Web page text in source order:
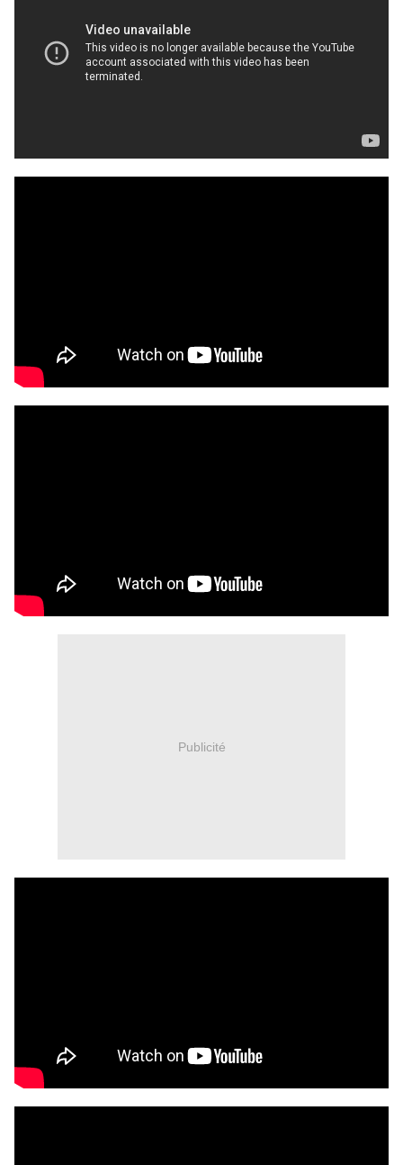
Publicité